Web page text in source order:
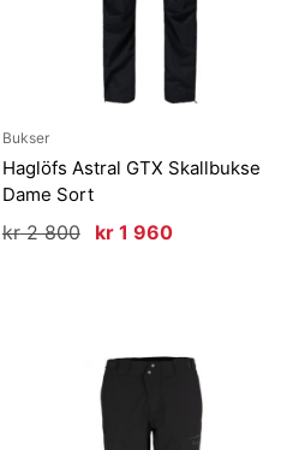
Bukser
Haglöfs Astral GTX Skallbukse
Dame Sort
kr2 800
Opprinnelig
kr1 960Nåværende